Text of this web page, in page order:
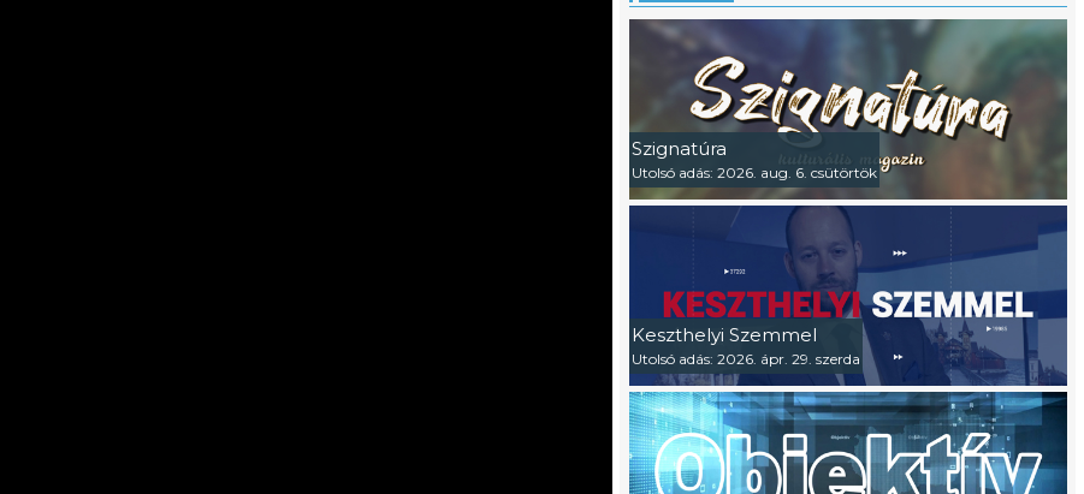
Szignatúra
Utolsó adás: 2026. aug. 6. csütörtök
Keszthelyi Szemmel
Utolsó adás: 2026. ápr. 29. szerda